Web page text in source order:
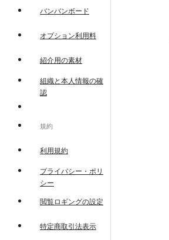
バンバンボード
オプション利用料
紹介用の素材
組織と本人情報の確
認
規約
利用規約
プライバシー・ポリ
シー
閲覧ロギングの設定
特定商取引法表示